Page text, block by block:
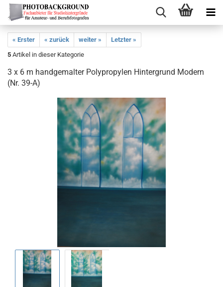
« Erster « zurück weiter »
Letzter »
5 Artikel in dieser Kategorie
3 x 6 m handgemalter Polypropylen Hintergrund Modern
(Nr. 39-A)